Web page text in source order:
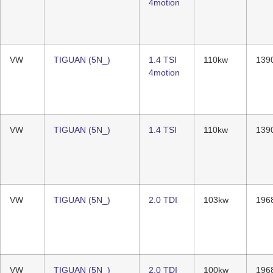
4motion
VW TIGUAN (5N_)
1.4 TSI
4motion
110kw
VW TIGUAN (5N_) 1.4 TSI 110kw
VW TIGUAN (5N_) 2.0 TDI 103kw
VW TIGUAN (5N_)
2.0 TDI
100kw